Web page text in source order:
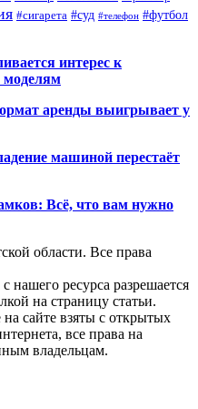
#сигарета #суд #телефон #футбол
интерес к
моделям
аренды выигрывает у
машиной перестаёт
Всё, что вам нужно
области. Все права
нашего ресурса разрешается
на страницу статьи.
сайте взяты с открытых
все права на
владельцам.